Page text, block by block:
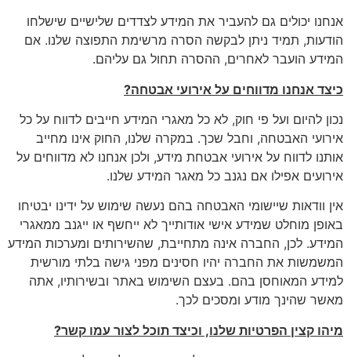
אנחנו יכולים גם להעביר את המידע לצדדים שלישיים שישלחו
הודעות, תמיד ניתן לבקשה הסרה מרשימת התפוצה שלנו. אם
המידע הועבר לאחרים, ההסרה תחול גם עליהם.
כיצד אנחנו מדווחים על אירועי אבטחה?
נכון להיום ועל פי חוק, לא כל מאגרי המידע חייבים לדווח על כל
אירועי האבטחה, וחבל שכך. במקרה שלנו, החוק אינו מחייב
אותנו לדווח על אירועי אבטחת מידע, ולכן אנחנו לא מדווחים על
אירועים אפילו אם נגנב כל מאגר המידע שלנו.
אין וודאות שיישומי האבטחה בהם נעשה שימוש על ידינו יבטיחו
באופן מוחלט שמידע אישי אודותייך לא ייחשף או ייגנב ממאגרי
המידע. לכן, החברה אינה מתחייבת, שהשירותים ומערכות המידע
המשמשות את החברה יהיו חסינים מפני גישה בלתי מורשית
למידע המאוחסן בהם. בעצם השימוש באתר ובשירותיו, אתה
מאשר שהינך מודע ומסכים לכך.
מיהו קצין הפרטיות שלנו, וכיצד תוכל לצור עמו קשר?